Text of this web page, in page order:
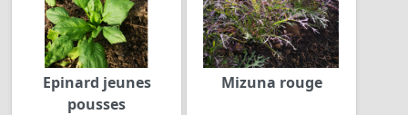
Epinard jeunes
pousses
Mizuna rouge